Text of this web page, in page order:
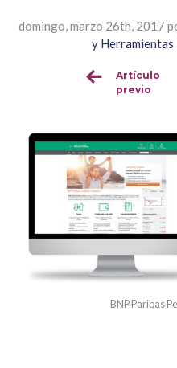
domingo, marzo 26th, 2017
y Herramientas
Sigue
Artículo
previo
BNP Paribas